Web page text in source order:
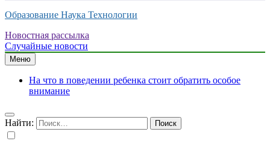
Образование Наука Технологии
Новостная рассылка
Случайные новости
Меню
На что в поведении ребенка стоит обратить особое
внимание
Найти: